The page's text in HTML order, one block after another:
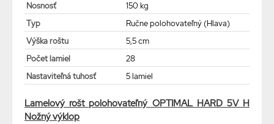
Nosnosť
150 kg
Typ
Ručne polohovateľný (Hlava)
Výška roštu
5,5 cm
Počet lamiel
28
Nastaviteľná tuhosť
5 lamiel
Lamelový rošt polohovateľný OPTIMAL HARD 5V H
Nožný výklop